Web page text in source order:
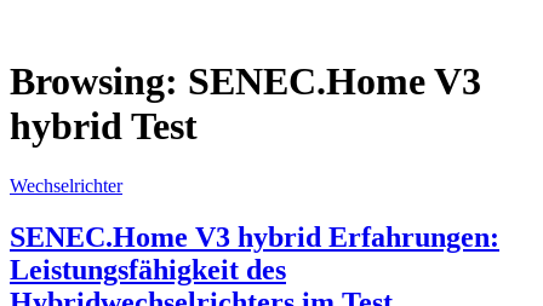
Browsing: SENEC.Home V3
hybrid Test
Wechselrichter
SENEC.Home V3 hybrid Erfahrungen:
Leistungsfähigkeit des